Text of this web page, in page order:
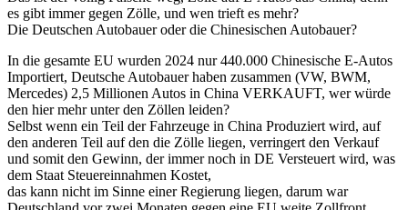
es gibt immer gegen Zölle, und wen trieft es mehr?
Die Deutschen Autobauer oder die Chinesischen Autobauer?
In die gesamte EU wurden 2024 nur 440.000 Chinesische E-Autos
Importiert, Deutsche Autobauer haben zusammen (VW, BWM,
Mercedes) 2,5 Millionen Autos in China VERKAUFT, wer würde
den hier mehr unter den Zöllen leiden?
Selbst wenn ein Teil der Fahrzeuge in China Produziert wird, auf
den anderen Teil auf den die Zölle liegen, verringert den Verkauf
und somit den Gewinn, der immer noch in DE Versteuert wird, was
dem Staat Steuereinnahmen Kostet,
das kann nicht im Sinne einer Regierung liegen, darum war